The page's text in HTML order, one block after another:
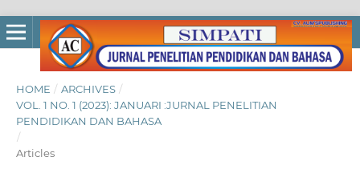
HOME / ARCHIVES /
VOL. 1 NO. 1 (2023): JANUARI :JURNAL PENELITIAN
PENDIDIKAN DAN BAHASA
/
Articles